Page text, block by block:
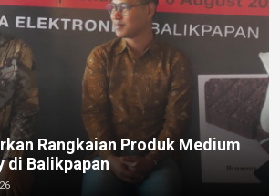
Rangkaian Produk Medium
di Balikpapan